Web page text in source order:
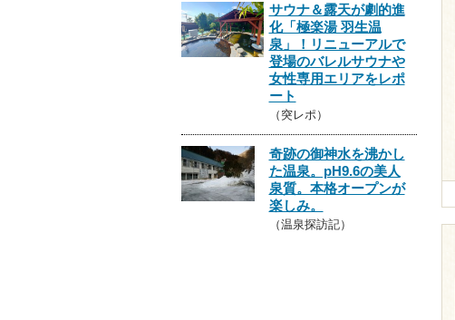
サウナ＆露天が劇的進
化「極楽湯 羽生温
泉」！リニューアルで
登場のバレルサウナや
女性専用エリアをレポ
ート
（突レポ）
奇跡の御神水を沸かし
た温泉。pH9.6の美人
泉質。本格オープンが
楽しみ。
（温泉探訪記）